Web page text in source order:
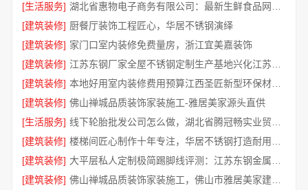
[生活服务]
[建筑装修] 厨餐厅装饰工程匠心，华居不锈钢演绎
[建筑装修] 家门口室内装修免费量房，浙江宜美嘉装饰
[建筑装修]
江苏东钢厂家全屋不锈钢定制生产基地兴化江苏东钢金属科技有限公司
[建筑装修]
本地好用室内装修费用预算江西圣匠新型环保材料有限公司
[建筑装修] 佛山禅城品质装饰家装施工-雅居美家源头直供
[生活服务]
[建筑装修]
[建筑装修]
[建筑装修]
佛山禅城品质装饰家装施工，佛山市雅居美家建筑装饰工程有限公司